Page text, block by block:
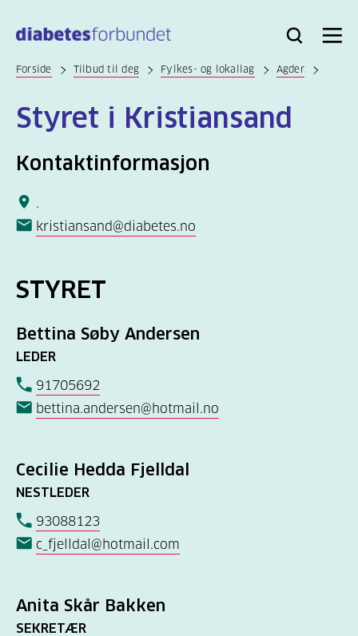
hovedinnhold
Bli
Logg
Søk Meny
Forside Tilbud til deg Fylkes- og lokallag Agder
Styret i Kristiansand
Kontaktinformasjon
.
kristiansand@diabetes.no
STYRET
Bettina Søby Andersen
LEDER
91705692
bettina.andersen@hotmail.no
Cecilie Hedda Fjelldal
NESTLEDER
93088123
c_fjelldal@hotmail.com
Anita Skår Bakken
SEKRETÆR